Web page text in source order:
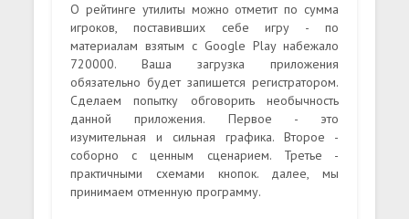
О рейтинге утилиты можно отметит по сумма
игроков, поставивших себе игру - по
материалам взятым с Google Play набежало
720000. Ваша загрузка приложения
обязательно будет запишется регистратором.
Сделаем попытку обговорить необычность
данной приложения. Первое - это
изумительная и сильная графика. Второе -
соборно с ценным сценарием. Третье -
практичными схемами кнопок. далее, мы
принимаем отменную программу.